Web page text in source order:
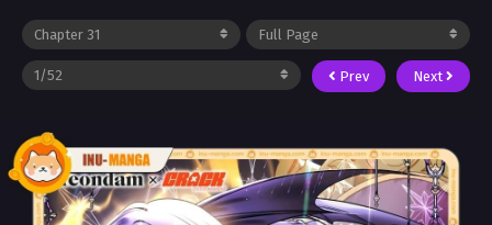
Prev Next